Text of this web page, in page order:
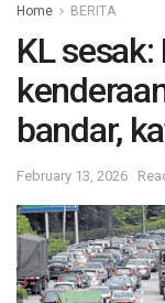
Home BERITA
KL
bandar,
February 13, 2026